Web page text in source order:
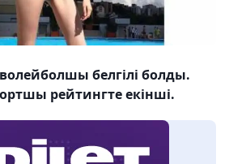
белгілі болды.
рейтингте екінші.